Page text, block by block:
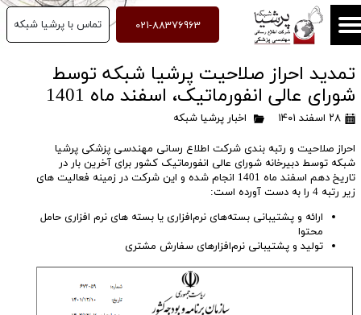
تماس با پرشیا شبکه 021-88376963
تمدید احراز صلاحیت پرشیا شبکه توسط
شورای عالی انفورماتیک، اسفند ماه 1401
۲۸ اسفند ۱۴۰۱ اخبار پرشیا شبکه
احراز صلاحیت و رتبه بندی شرکت اطلاع رسانی مهندسی پزشکی پرشیا
شبکه توسط دبیرخانه شورای عالی انفورماتیک کشور برای آخرین بار در
تاریخ دهم اسفند ماه 1401 انجام شده و این شرکت در زمینه فعالیت های
زیر رتبه 4 را به دست آورده است:
ارائه و پشتیبانی بسته‌های نرم‌افزاری یا بسته های نرم افزاری حامل
محتوا
تولید و پشتیبانی نرم‌افزارهای سفارش مشتری